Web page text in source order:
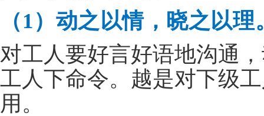
（1）动之以情，晓之以理
对工人要好言好语地沟通
工人下命令。越是对下级
用。